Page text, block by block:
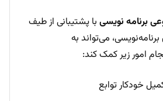
برنامه نویسی با پشتیبانی از طیف
می‌تواند به
امور زیر کمک کند:
خودکار توابع